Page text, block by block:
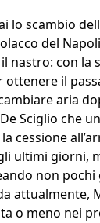
lo scambio
del
nastro: con la
ottenere il
aria
Sciglio che
cessione
ultimi giorni,
non
attualmente,
o meno nei